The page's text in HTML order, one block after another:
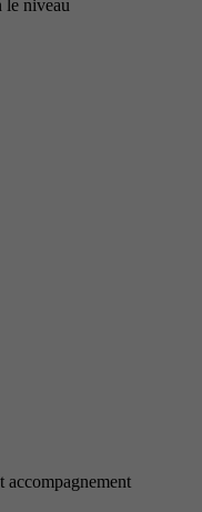
le niveau
accompagnement